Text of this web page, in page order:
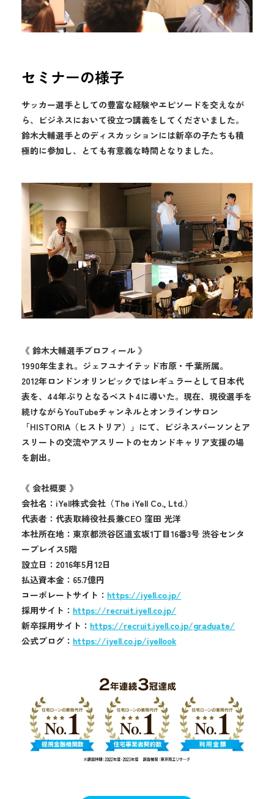
セミナーの様子
サッカー選手としての豊富な経験やエピソードを交えなが
ら、ビジネスにおいて役立つ講義をしてくださいました。
鈴木大輔選手とのディスカッションには新卒の子たちも積
極的に参加し、とても有意義な時間となりました。
《 鈴木大輔選手プロフィール 》
1990年生まれ。ジェフユナイテッド市原・千葉所属。
2012年ロンドンオリンピックではレギュラーとして日本代
表を、44年ぶりとなるベスト4に導いた。現在、現役選手を
続けながらYouTubeチャンネルとオンラインサロン
「HISTORIA（ヒストリア）」にて、ビジネスパーソンとア
スリートの交流やアスリートのセカンドキャリア支援の場
を創出。
《 会社概要 》
会社名：iYell株式会社（The iYell Co., Ltd.）
代表者：代表取締役社長兼CEO 窪田 光洋
本社所在地：東京都渋谷区道玄坂1丁目16番3号 渋谷センタ
ープレイス5階
設立日：2016年5月12日
払込資本金：65.7億円
コーポレートサイト： https://iyell.co.jp/
採用サイト： https://recruit.iyell.co.jp/
新卒採用サイト： https://recruit.iyell.co.jp/graduate/
公式ブログ： https://iyell.co.jp/iyellook